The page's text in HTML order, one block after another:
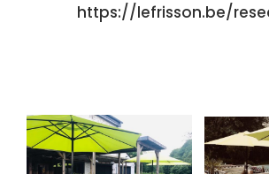
https://lefrisson.be/